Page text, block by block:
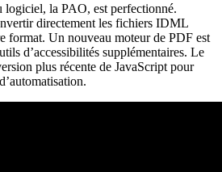
la PAO, est perfectionné.
directement les fichiers IDML
format. Un nouveau moteur de PDF est
d’accessibilités supplémentaires. Le
plus récente de JavaScript pour